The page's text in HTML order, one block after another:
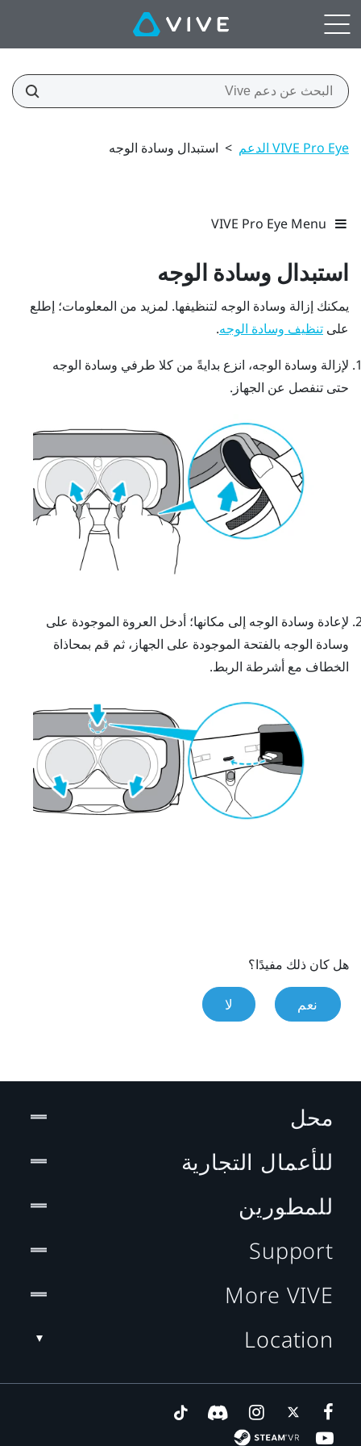
VIVE Pro Eye الدعم > استبدال وسادة الوجه
VIVE Pro Eye Menu
استبدال وسادة الوجه
يمكنك إزالة وسادة الوجه لتنظيفها. لمزيد من المعلومات؛ إطلع
على تنظيف وسادة الوجه.
لإزالة وسادة الوجه، انزع بدايةً من كلا طرفي وسادة الوجه
حتى تنفصل عن الجهاز.
لإعادة وسادة الوجه إلى مكانها؛ أدخل العروة الموجودة على
وسادة الوجه بالفتحة الموجودة على الجهاز، ثم قم بمحاذاة
الخطاف مع أشرطة الربط.
هل كان ذلك مفيدًا؟
نعم لا
محل
للأعمال التجارية
للمطورين
Support
More VIVE
Location